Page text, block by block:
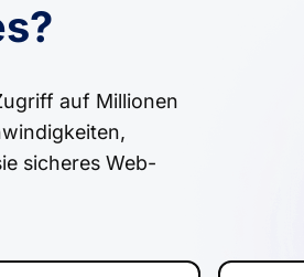
auf Millionen
sicheres Web-